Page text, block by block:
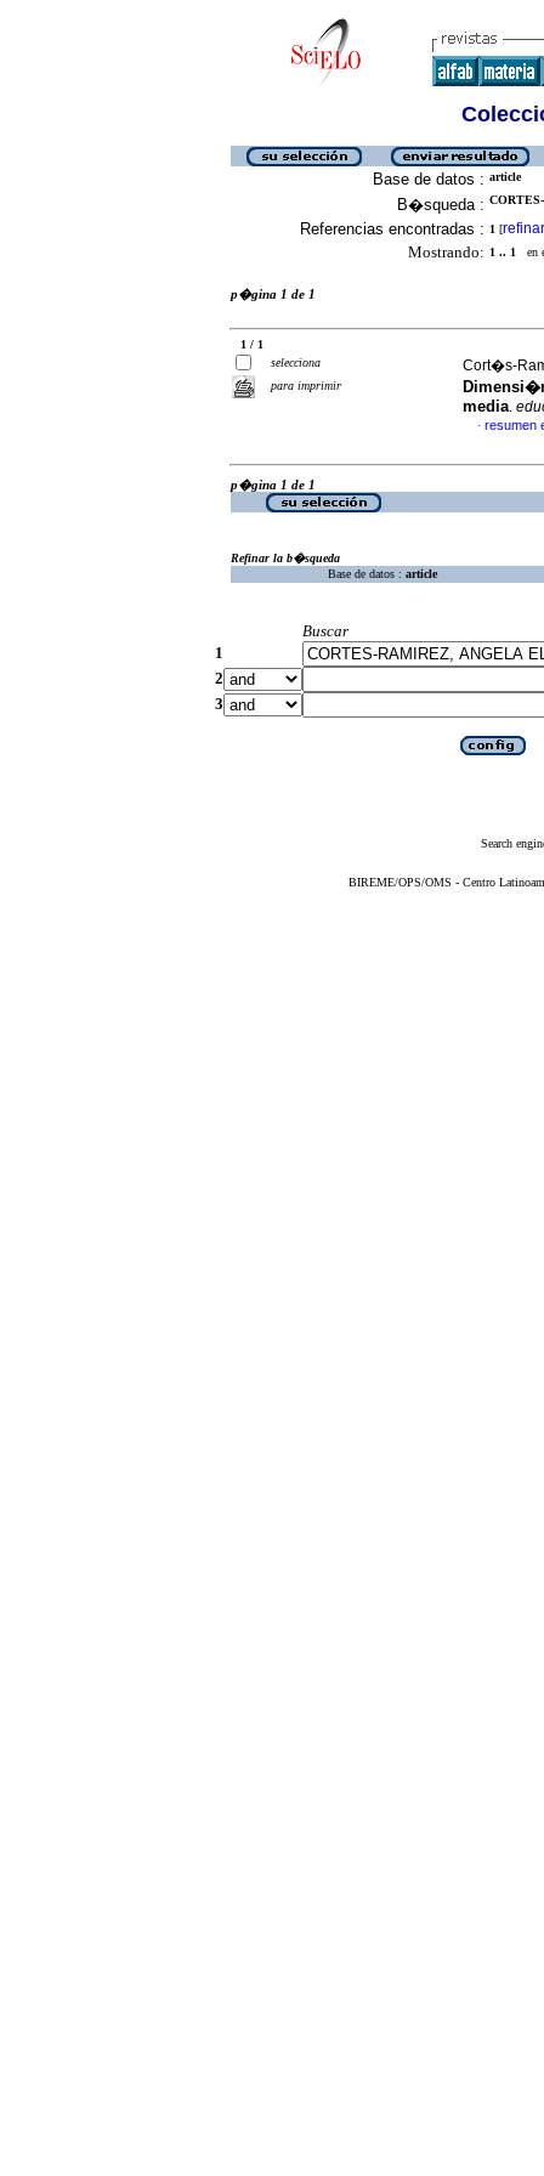
Base de datos : article
B�squeda :
Referencias encontradas : 1 [refinar
Mostrando: 1 .. 1 en
p�gina 1 de 1
1 / 1
selecciona
para imprimir
Cort�s-
media.
· resumen
p�gina 1 de 1
Refinar la b�squeda
Base de datos : article
Buscar
1
2
3
Search
BIREME/OPS/OMS - Centro